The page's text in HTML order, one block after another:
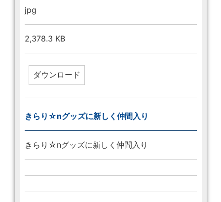
jpg
2,378.3 KB
きらり☆nグッズに新しく仲間入り
きらり☆nグッズに新しく仲間入り